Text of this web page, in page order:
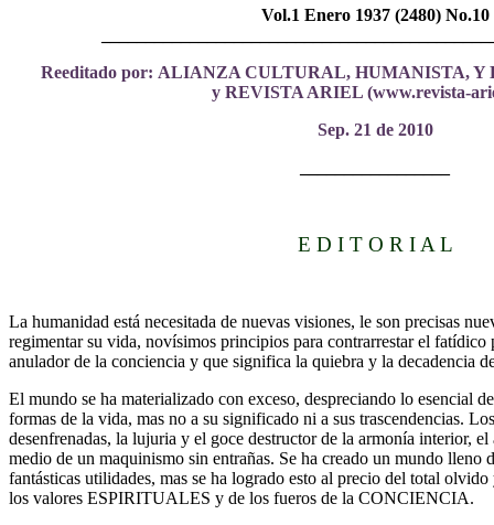
Vol.1 Enero 1937 (2480) No.10
Reeditado por: ALIANZA CULTURAL, HUMANISTA, Y
y REVISTA ARIEL (www.revista-
Sep. 21 de 2010
E D I T O R I A L
La humanidad está necesitada de nuevas visiones, le son precisas
regimentar su vida, novísimos principios para contrarrestar el fatídico
anulador de la conciencia y que significa la quiebra y la decadencia
El mundo se ha materializado con exceso, despreciando lo esencial
formas de la vida, mas no a su significado ni a sus trascendencias.
desenfrenadas, la lujuria y el goce destructor de la armonía interior, el
medio de un maquinismo sin entrañas. Se ha creado un mundo lleno
fantásticas utilidades, mas se ha logrado esto al precio del total
los valores ESPIRITUALES y de los fueros de la CONCIENCIA.